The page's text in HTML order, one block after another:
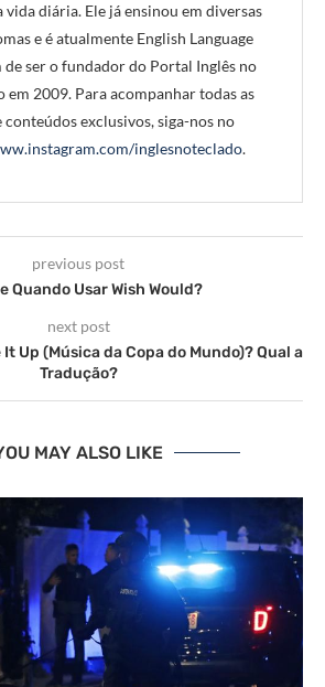
vida diária. Ele já ensinou em diversas
e é atualmente English Language
de ser o fundador do Portal Inglês no
em 2009. Para acompanhar todas as
conteúdos exclusivos, siga-nos no
inglesnoteclado.
previous post
Quando Usar Wish Would?
next post
Up (Música da Copa do Mundo)? Qual a
Tradução?
MAY ALSO LIKE